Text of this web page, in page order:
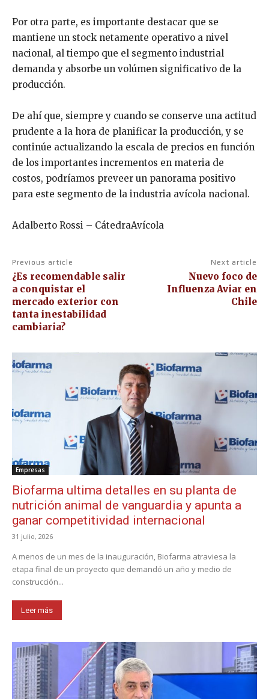
Por otra parte, es importante destacar que se
mantiene un stock netamente operativo a nivel
nacional, al tiempo que el segmento industrial
demanda y absorbe un volúmen significativo de la
producción.
De ahí que, siempre y cuando se conserve una actitud
prudente a la hora de planificar la producción, y se
continúe actualizando la escala de precios en función
de los importantes incrementos en materia de
costos, podríamos preveer un panorama positivo
para este segmento de la industria avícola nacional.
Adalberto Rossi – CátedraAvícola
Previous article
¿Es recomendable salir
a conquistar el
mercado exterior con
tanta inestabilidad
cambiaria?
Next article
Nuevo foco de
Influenza Aviar en
Chile
Empresas
Biofarma ultima detalles en su planta de
nutrición animal de vanguardia y apunta a
ganar competitividad internacional
31 julio, 2026
A menos de un mes de la inauguración, Biofarma atraviesa la
etapa final de un proyecto que demandó un año y medio de
construcción...
Leer más